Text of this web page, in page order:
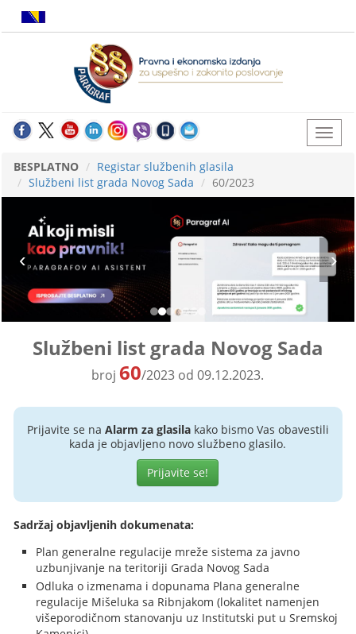
BESPLATNO
Registar službenih glasila
Službeni list grada Novog Sada
60/2023
Službeni list grada Novog Sada
broj60/2023 od 09.12.2023.
Prijavite se na Alarm za glasilakako bismo Vas obavestili
kada je objavljeno novo službeno glasilo.
Prijavite se!
Sadržaj objavljenih dokumenata:
Plan generalne regulacije mreže sistema za javno
uzbunjivanje na teritoriji Grada Novog Sada
Odluka o izmenama i dopunama Plana generalne
regulacije Mišeluka sa Ribnjakom (lokalitet namenjen
višeporodičnom stanovanju uz Institutski put u Sremskoj